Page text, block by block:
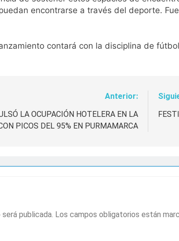
encontrarse a través del deporte.
contará con la disciplina de
Anterior:
LA OCUPACIÓN HOTELERA EN LA
PICOS DEL 95% EN PURMAMARCA
publicada. Los campos obligatorios están